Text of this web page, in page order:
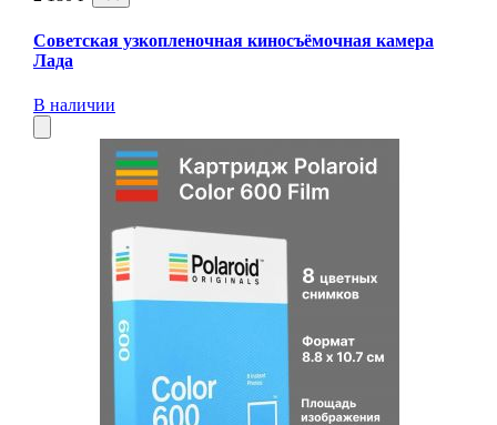
Советская узкопленочная киносъёмочная камера
Лада
В наличии